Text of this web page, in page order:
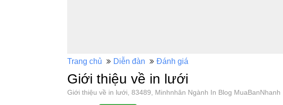
Trang chủ Diễn đàn Đánh giá
Giới thiệu về in lưới
Giới thiệu về in lưới, 83489, Minhnhân Ngành In Blog MuaBanNhanh